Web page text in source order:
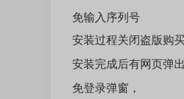
免输入序列号
安装过程关闭盗版购
安装完成后有网页弹
免登录弹窗，